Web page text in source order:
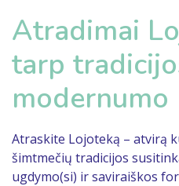
Atradimai
tarp
modernumo
Atraskite Lojoteką – atvirą
šimtmečių tradicijos
ugdymo(si) ir saviraiškos